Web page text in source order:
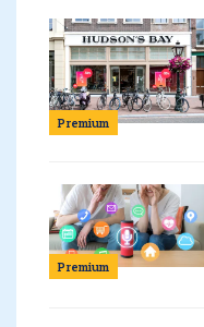
Premium
Premium